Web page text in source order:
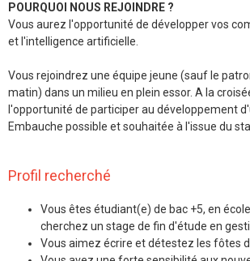
POURQUOI NOUS REJOINDRE ?
Vous aurez l'opportunité de développer vos
et l'intelligence artificielle.
Vous rejoindrez une équipe jeune (sauf le
matin) dans un milieu en plein essor. A la
l'opportunité de participer au développement
Embauche possible et souhaitée à l'issue du
Profil recherché
Vous êtes étudiant(e) de bac +5, en
cherchez un stage de fin d'étude en
Vous aimez écrire et détestez les fôtes